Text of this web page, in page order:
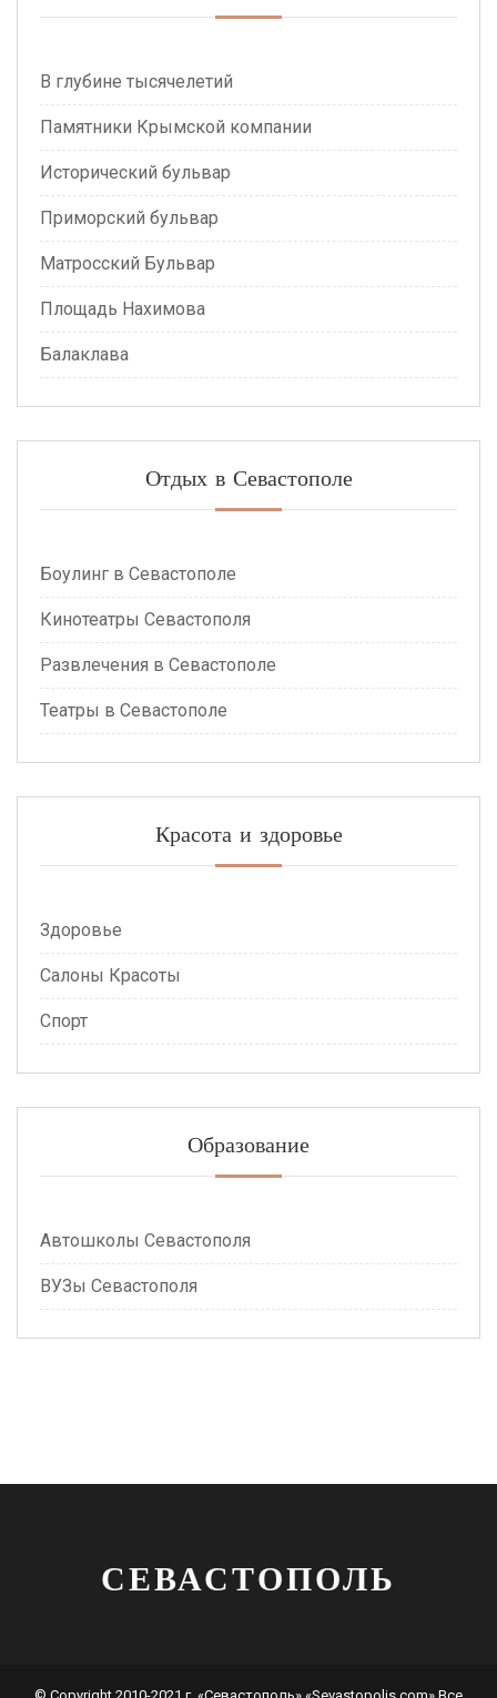
В глубине тысячелетий
Памятники Крымской компании
Исторический бульвар
Приморский бульвар
Матросский Бульвар
Площадь Нахимова
Балаклава
Отдых в Севастополе
Боулинг в Севастополе
Кинотеатры Севастополя
Развлечения в Севастополе
Театры в Севастополе
Красота и здоровье
Здоровье
Салоны Красоты
Спорт
Образование
Автошколы Севастополя
ВУЗы Севастополя
СЕВАСТОПОЛЬ